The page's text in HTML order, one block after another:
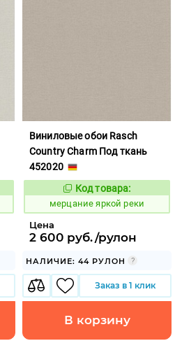
Виниловые обои Rasch
Country Charm Под ткань
452020
975829
Код товара:
мерцание яркой реки
Цена
2 600 руб./рулон
НАЛИЧИЕ: 44 РУЛОН
Заказ в 1 клик
В корзину